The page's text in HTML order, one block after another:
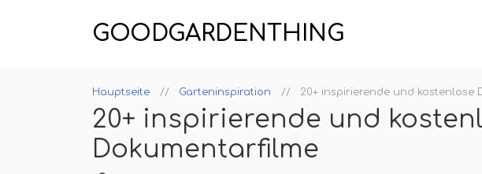
GOODGARDENTHING
Hauptseite Garteninspiration 20+ inspirierende und kostenlose
20+ inspirierende und
Dokumentarfilme